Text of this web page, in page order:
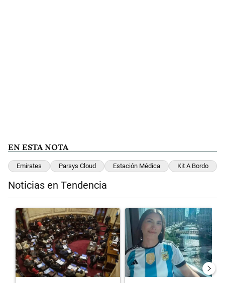
EN ESTA NOTA
Emirates Parsys Cloud Estación Médica Kit A Bordo
Noticias en Tendencia
Un artículo de tendencia con el título "El Senado dio media sanción
Un artículo de tendencia con el